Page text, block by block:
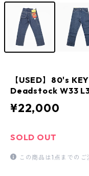
【USED】80's
Deadstock W33
¥22,000
SOLD OUT
この商品は1点までの